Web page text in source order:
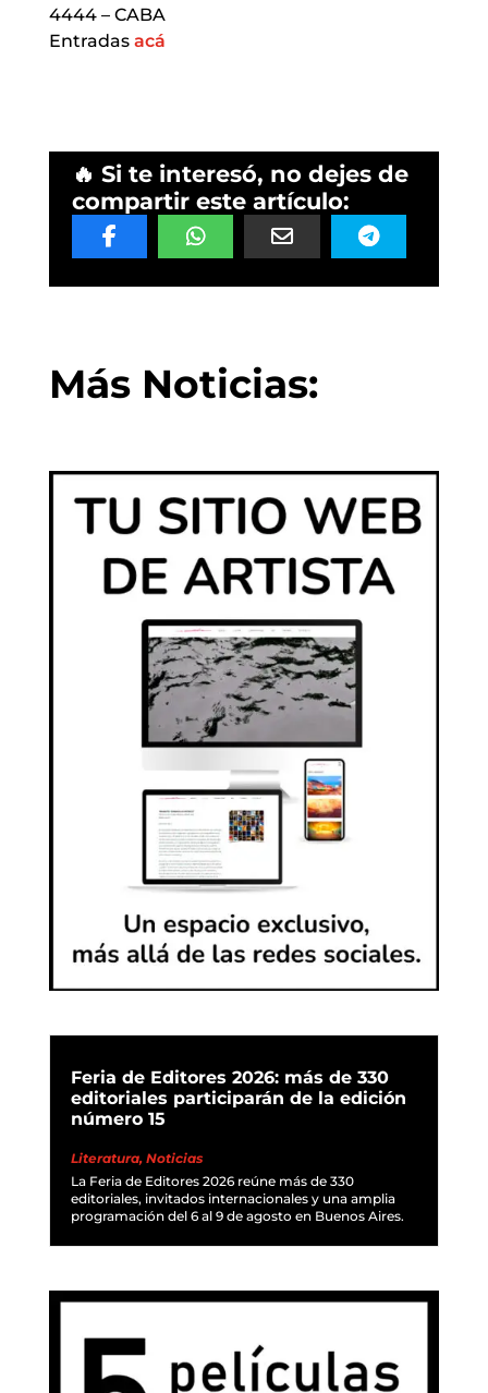
4444 – CABA
Entradas acá
🔥 Si te interesó, no dejes de
compartir este artículo:
Más Noticias:
Feria de Editores 2026: más de 330
editoriales participarán de la edición
número 15
Literatura, Noticias
La Feria de Editores 2026 reúne más de 330
editoriales, invitados internacionales y una amplia
programación del 6 al 9 de agosto en Buenos Aires.